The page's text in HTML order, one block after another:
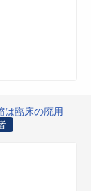
は臨床の廃用